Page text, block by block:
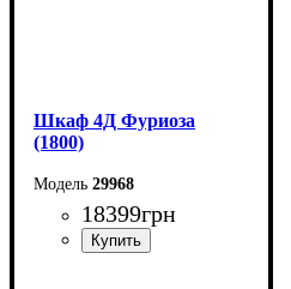
Шкаф 4Д Фуриоза
(1800)
29968
18399грн